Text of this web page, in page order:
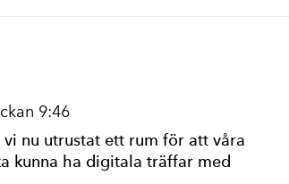
9:46
nu utrustat ett rum för att våra
kunna ha digitala träffar med